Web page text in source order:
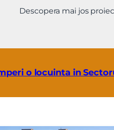
Descopera mai jos
o locuinta in